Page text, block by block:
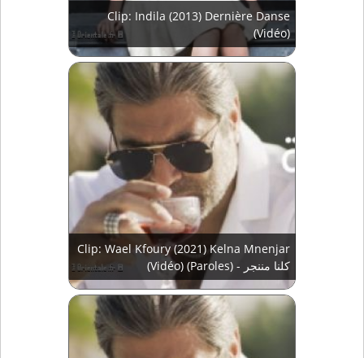
Clip: Indila (2013) Dernière Danse
(Vidéo)
Clip: Wael Kfoury (2021) Kelna Mnenjar
(Vidéo) (Paroles) - كلنا مننجر